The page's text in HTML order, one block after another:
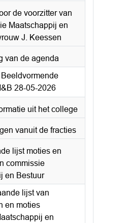
de voorzitter van
Maatschappij en
J. Keessen
van de agenda
28-05-2026
uit het college
vanuit de fracties
lijst moties en
commissie
en Bestuur
lijst van
en moties
en